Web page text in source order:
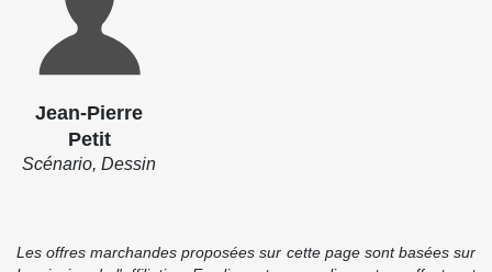
Jean-Pierre
Petit
Scénario, Dessin
Les offres marchandes proposées sur cette page sont basées sur